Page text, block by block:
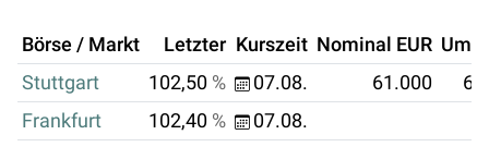
Börse / Markt Letzter Kurszeit Nominal EUR
Stuttgart
102,50 % 07.08. 61.000
Frankfurt
102,40 %
07.08.